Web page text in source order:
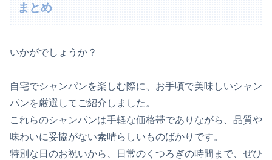
まとめ
いかがでしょうか？
自宅でシャンパンを楽しむ際に、お手頃で美味しいシャン
パンを厳選してご紹介しました。
これらのシャンパンは手軽な価格帯でありながら、品質や
味わいに妥協がない素晴らしいものばかりです。
特別な日のお祝いから、日常のくつろぎの時間まで、ぜひ